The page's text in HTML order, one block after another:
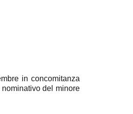
in concomitanza
del minore